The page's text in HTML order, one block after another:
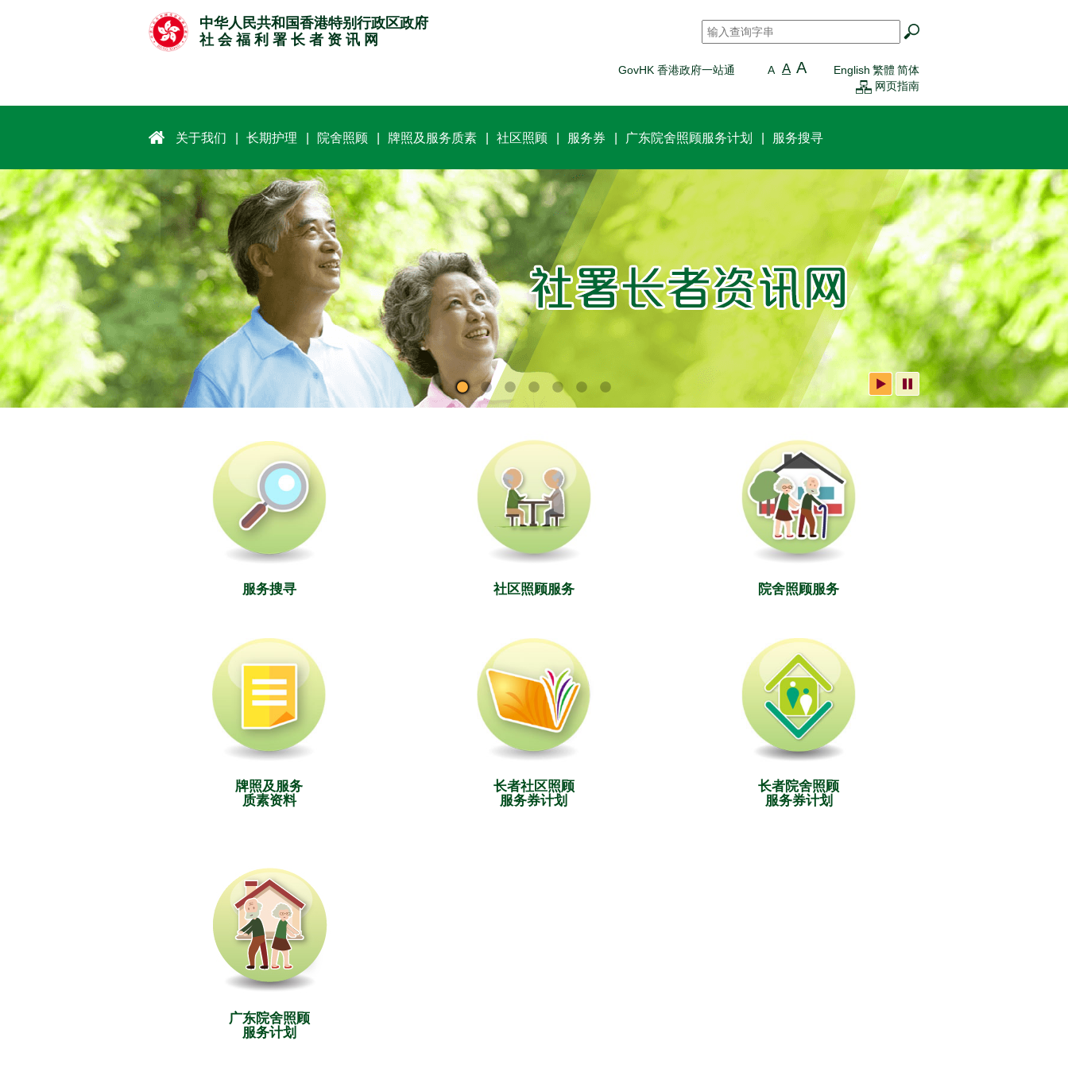
中华人民共和国香港特别行政区政府
社 会 福 利 署 长 者 资 讯 网
搜寻 *
GovHK 香港政府一站通 A A A English 繁體 简体
网页指南
关于我们 长期护理 院舍照顾 牌照及服务质素 社区照顾 服务券 广东院舍照顾服务计划 服务搜寻
服务搜寻 社区照顾服务 院舍照顾服务
牌照及服务
质素资料
长者社区照顾
服务券计划
长者院舍照顾
服务券计划
广东院舍照顾
服务计划